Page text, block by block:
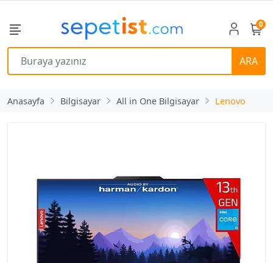
ARA
0
Anasayfa Bilgisayar All in One Bilgisayar Lenovo